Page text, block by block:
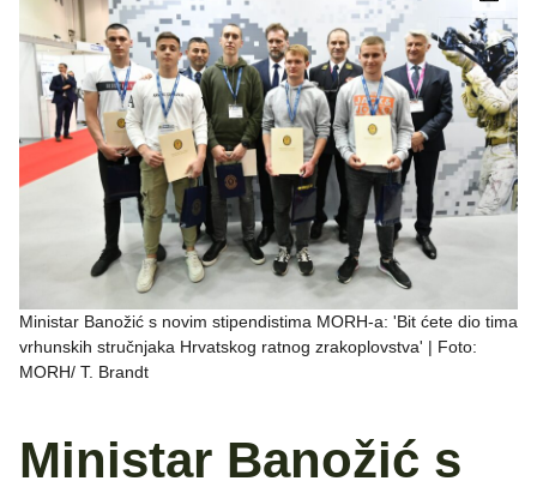
Ministar Banožić s novim stipendistima MORH-a: 'Bit ćete dio tima
vrhunskih stručnjaka Hrvatskog ratnog zrakoplovstva' | Foto:
MORH/ T. Brandt
Ministar Banožić s